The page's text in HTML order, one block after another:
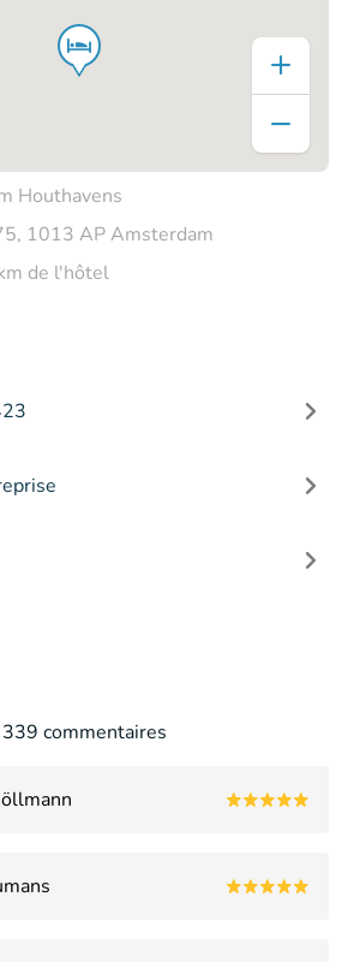
Houthavens
1013 AP Amsterdam
de l'hôtel
339 commentaires